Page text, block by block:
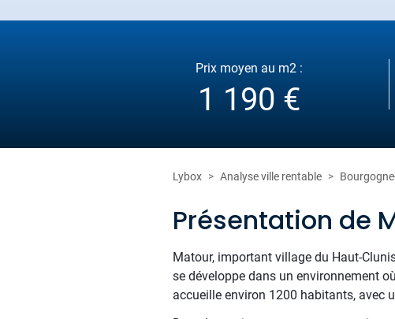
Prix moyen au m2 :
1 190 €
Lybox Analyse ville rentable
Présentation de
Matour, important village du Haut-
se développe dans un environnement
accueille environ 1200 habitants, avec